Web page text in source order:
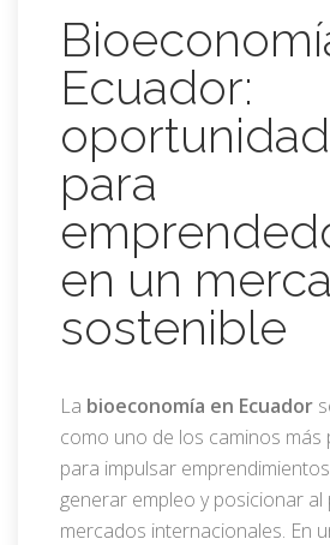
Ecuador:
para
en un
sostenible
La bioeconomía en Ecuador
como uno de los caminos
para impulsar
generar empleo y posicionar al
mercados internacionales. En